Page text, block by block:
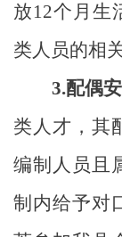
放12个月生
类人员的相
3.配偶
类人才，其
编制人员且
制内给予对